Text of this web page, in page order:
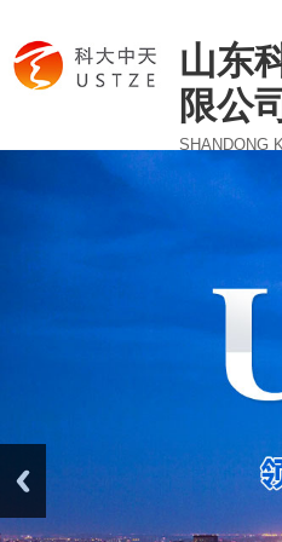
山东
限公司
SHANDONG